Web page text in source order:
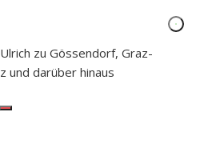
zu Gössendorf, Graz-
und darüber hinaus
Search